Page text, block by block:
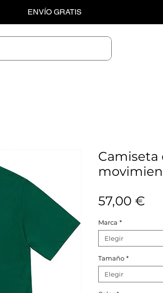
ENVÍO GRATIS
57,00 €
Marca *
Elegir
Tamaño *
Elegir